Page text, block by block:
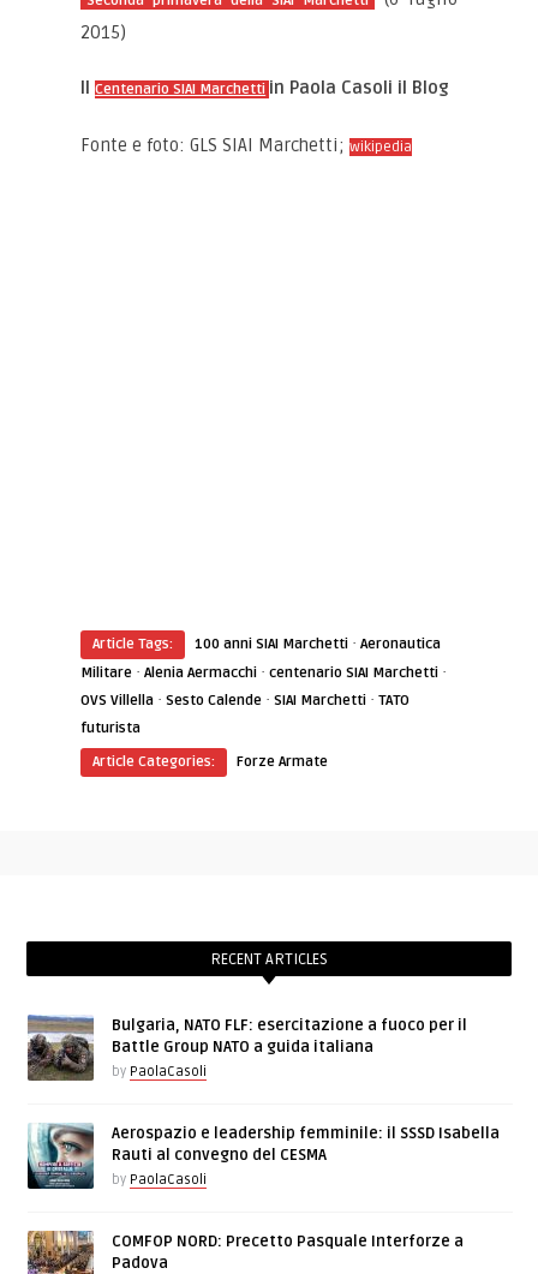
2015)
IlCentenario SIAI Marchetti in Paola Casoli il Blog
Fonte e foto: GLS SIAI Marchetti;wikipedia
Article Tags: 100 anni SIAI Marchetti ·Aeronautica
Militare ·Alenia Aermacchi ·centenario SIAI Marchetti ·
OVS Villella ·Sesto Calende ·SIAI Marchetti ·TATO
futurista
Article Categories:
Forze Armate
RECENT ARTICLES
Bulgaria, NATO FLF: esercitazione a fuoco per il
Battle Group NATO a guida italiana
by PaolaCasoli
Aerospazio e leadership femminile: il SSSD Isabella
Rauti al convegno del CESMA
by PaolaCasoli
COMFOP NORD: Precetto Pasquale Interforze a
Padova